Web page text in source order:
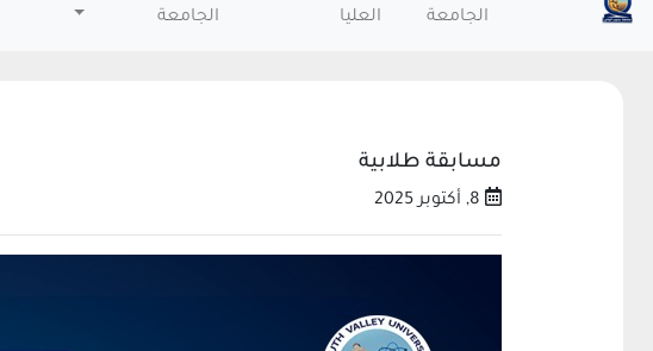
الجامعة
العليا
الجامعة
مسابقة طلابية